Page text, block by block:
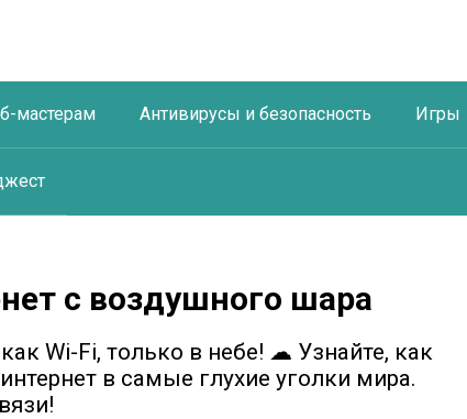
мастерам Антивирусы и безопасность Игры
с воздушного шара
Wi-Fi, только в небе! ☁ Узнайте, как
в самые глухие уголки мира.